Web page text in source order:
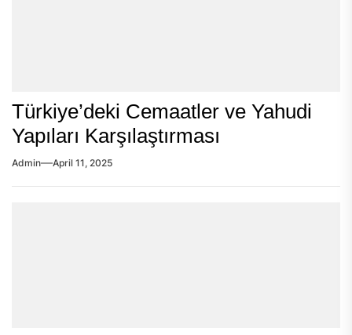
Türkiye’deki Cemaatler ve Yahudi
Yapıları Karşılaştırması
Admin April 11, 2025